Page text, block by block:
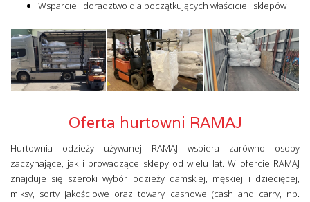
Wsparcie i doradztwo dla początkujących właścicieli sklepów
Oferta hurtowni RAMAJ
Hurtownia odzieży używanej RAMAJ wspiera zarówno osoby
zaczynające, jak i prowadzące sklepy od wielu lat. W ofercie RAMAJ
znajduje się szeroki wybór odzieży damskiej, męskiej i dziecięcej,
miksy, sorty jakościowe oraz towary cashowe (cash and carry, np.